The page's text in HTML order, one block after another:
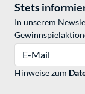
Stets
In unserem
Hinweise zum